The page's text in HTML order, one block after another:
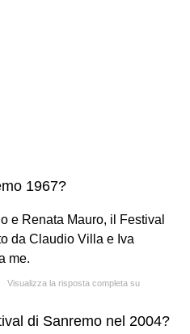
1967?
e Renata Mauro, il Festival
da Claudio Villa e Iva
me.
Visualizza la risposta completa su
di Sanremo nel 2004?